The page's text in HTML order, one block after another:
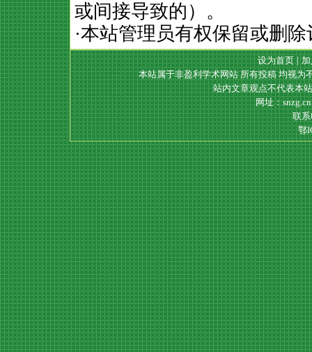
或间接导致的）。
·本站管理员有权保留或删
设为首页|
本站属于非盈利学术网站 所有投稿 均视为
站内文章观点不代表本
网址：
联
鄂